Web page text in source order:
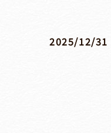
2025/12/31